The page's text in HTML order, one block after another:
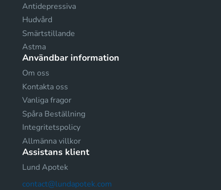
Antidepressiva
Hudvård
Smärtstillande
Astma
Användbar information
Om oss
Kontakta oss
Vanliga fragor
Spåra Beställning
Integritetspolicy
Allmänna villkor
Assistans klient
Lund Apotek
contact@lundapotek.com